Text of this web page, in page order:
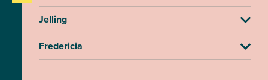
Jelling
Fredericia